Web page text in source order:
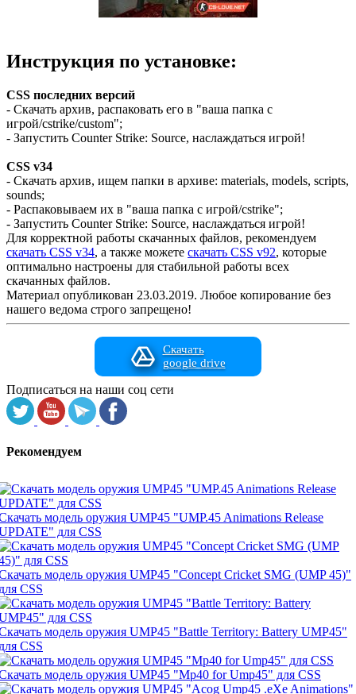
Инструкция по установке:
CSS последних версий
- Скачать архив, распаковать его в "ваша папка с
игрой/cstrike/custom";
- Запустить Counter Strike: Source, наслаждаться игрой!
CSS v34
- Скачать архив, ищем папки в архиве: materials, models, scripts,
sounds;
- Распаковываем их в "ваша папка с игрой/cstrike";
- Запустить Counter Strike: Source, наслаждаться игрой!
Для корректной работы скачанных файлов, рекомендуем
скачать CSS v34, а также можете скачать CSS v92, которые
оптимально настроены для стабильной работы всех
скачанных файлов.
Материал опубликован 23.03.2019. Любое копирование без
нашего ведома строго запрещено!
Скачать
google drive
Подписаться на наши соц сети
Рекомендуем
модель оружия UMP45 "UMP.45 Animations Release
для CSS
модель оружия UMP45 "Concept Cricket SMG (UMP 45)"
CSS
модель оружия UMP45 "Battle Territory: Battery UMP45"
CSS
модель оружия UMP45 "Mp40 for Ump45" для CSS